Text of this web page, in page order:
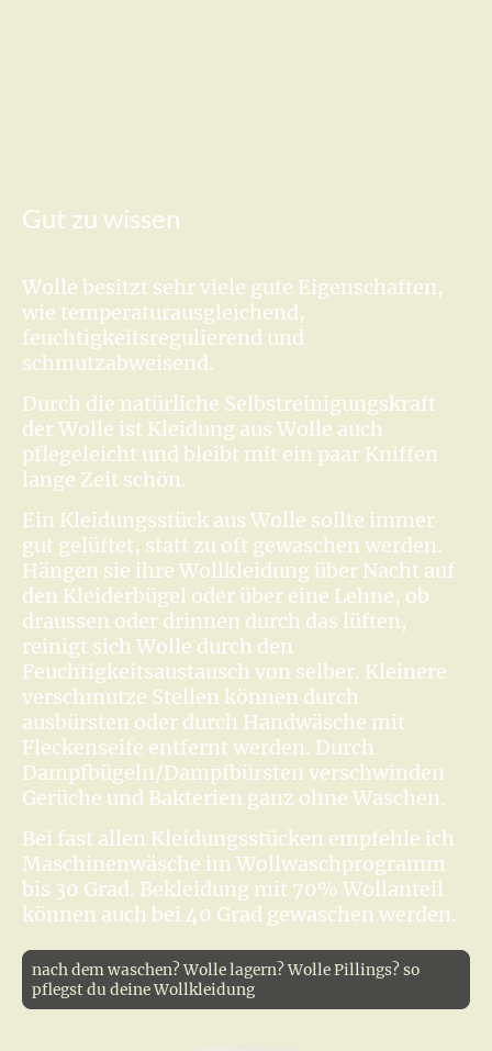
Gut zu wissen
Wolle besitzt sehr viele gute Eigenschaften,
wie temperaturausgleichend,
feuchtigkeitsregulierend und
schmutzabweisend.
Durch die natürliche Selbstreinigungskraft
der Wolle ist Kleidung aus Wolle auch
pflegeleicht und bleibt mit ein paar Kniffen
lange Zeit schön.
Ein Kleidungsstück aus Wolle sollte immer
gut gelüftet, statt zu oft gewaschen werden.
Hängen sie ihre Wollkleidung über Nacht auf
den Kleiderbügel oder über eine Lehne, ob
draussen oder drinnen durch das lüften,
reinigt sich Wolle durch den
Feuchtigkeitsaustausch von selber. Kleinere
verschmutze Stellen können durch
ausbürsten oder durch Handwäsche mit
Fleckenseife entfernt werden. Durch
Dampfbügeln/Dampfbürsten verschwinden
Gerüche und Bakterien ganz ohne Waschen.
Bei fast allen Kleidungsstücken empfehle ich
Maschinenwäsche im Wollwaschprogramm
bis 30 Grad. Bekleidung mit 70% Wollanteil
können auch bei 40 Grad gewaschen werden.
nach dem waschen? Wolle lagern? Wolle Pillings? so
pflegst du deine Wollkleidung